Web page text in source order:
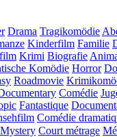
Drama Tragikomödie
Kinderfilm Familie
Krimi Biografie
Komödie Horror
Roadmovie
Comédie
Fantastique
Comédie
Mystery Court métrage